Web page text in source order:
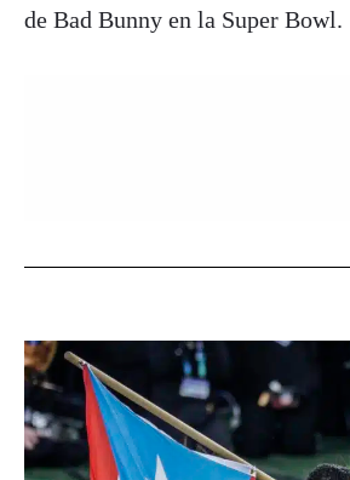
de Bad Bunny en la Super Bowl.